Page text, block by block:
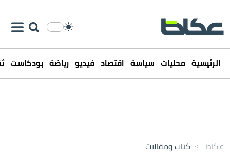
الرئيسية محليات سياسة اقتصاد فيديو رياضة بودكاست
عكاظ > كتاب ومقالات